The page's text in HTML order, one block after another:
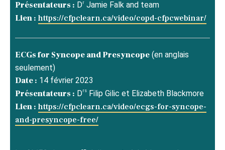
Présentateurs : Dr Jamie Falk and team
Lien : https://cfpclearn.ca/video/copd-cfpcwebinar/
ECGs for Syncope and Presyncope (en anglais
seulement)
Date : 14 février 2023
Présentateurs : Drs Filip Gilic et Elizabeth Blackmore
Lien : https://cfpclearn.ca/video/ecgs-for-syncope-
and-presyncope-free/